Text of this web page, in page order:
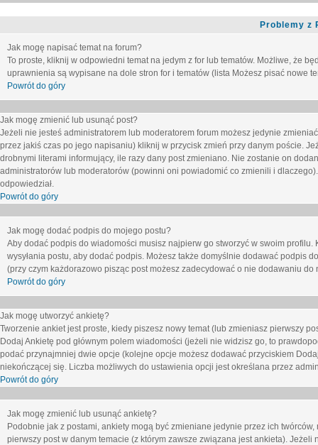
Problemy z
Jak mogę napisać temat na forum?
To proste, kliknij w odpowiedni temat na jedym z for lub tematów. Możliwe, że
uprawnienia są wypisane na dole stron for i tematów (lista Możesz pisać nowe
Powrót do góry
Jak mogę zmienić lub usunąć post?
Jeżeli nie jesteś administratorem lub moderatorem forum możesz jedynie
przez jakiś czas po jego napisaniu) kliknij w przycisk zmień przy danym poście.
drobnymi literami informujący, ile razy dany post zmieniano. Nie zostanie on
administratorów lub moderatorów (powinni oni powiadomić co zmienili i
odpowiedział.
Powrót do góry
Jak mogę dodać podpis do mojego postu?
Aby dodać podpis do wiadomości musisz najpierw go stworzyć w swoim
wysyłania postu, aby dodać podpis. Możesz także domyślnie dodawać podpis
(przy czym każdorazowo pisząc post możesz zadecydować o nie dodawaniu
Powrót do góry
Jak mogę utworzyć ankietę?
Tworzenie ankiet jest proste, kiedy piszesz nowy temat (lub zmieniasz pierwszy
Dodaj Ankietę pod głównym polem wiadomości (jeżeli nie widzisz go, to
podać przynajmniej dwie opcje (kolejne opcje możesz dodawać przyciskiem
niekończącej się. Liczba możliwych do ustawienia opcji jest określana przez
Powrót do góry
Jak mogę zmienić lub usunąć ankietę?
Podobnie jak z postami, ankiety mogą być zmieniane jedynie przez ich
pierwszy post w danym temacie (z którym zawsze związana jest ankieta).